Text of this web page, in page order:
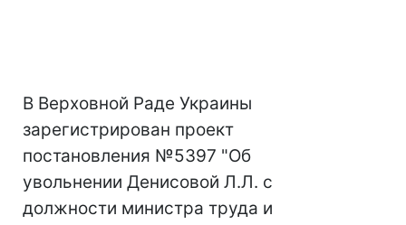
В Верховной Раде Украины
зарегистрирован проект
постановления №5397 "Об
увольнении Денисовой Л.Л. с
должности министра труда и